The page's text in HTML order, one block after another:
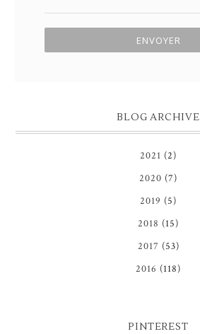
BLOG ARCHIVE
2021 (2)
2020 (7)
2019 (5)
2018 (15)
2017 (53)
2016 (118)
PINTEREST